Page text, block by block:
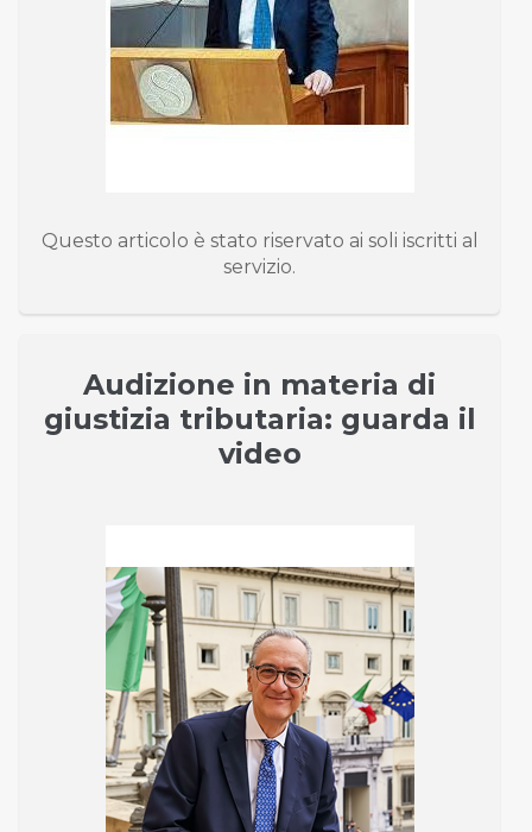
Questo articolo è stato riservato ai soli iscritti al
servizio.
Audizione in materia di
giustizia tributaria: guarda il
video